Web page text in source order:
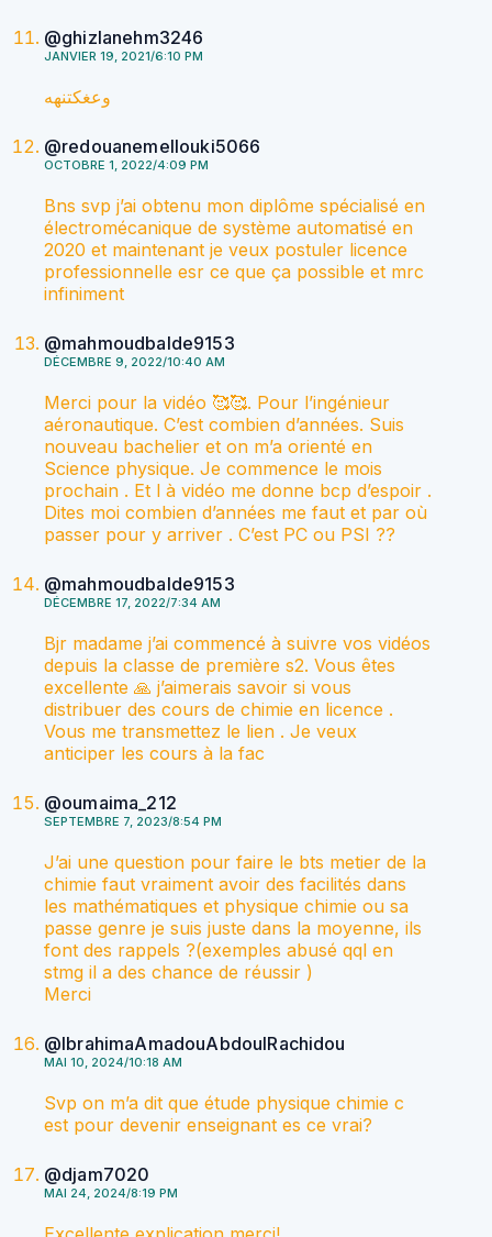
@ghizlanehm3246
JANVIER 19, 2021/6:10 PM
وعغكتنهه
@redouanemellouki5066
OCTOBRE 1, 2022/4:09 PM
Bns svp j’ai obtenu mon diplôme spécialisé en
électromécanique de système automatisé en
2020 et maintenant je veux postuler licence
professionnelle esr ce que ça possible et mrc
infiniment
@mahmoudbalde9153
DÉCEMBRE 9, 2022/10:40 AM
Merci pour la vidéo 🥰🥰. Pour l’ingénieur
aéronautique. C’est combien d’années. Suis
nouveau bachelier et on m’a orienté en
Science physique. Je commence le mois
prochain . Et l à vidéo me donne bcp d’espoir .
Dites moi combien d’années me faut et par où
passer pour y arriver . C’est PC ou PSI ??
@mahmoudbalde9153
DÉCEMBRE 17, 2022/7:34 AM
Bjr madame j’ai commencé à suivre vos vidéos
depuis la classe de première s2. Vous êtes
excellente 🙏 j’aimerais savoir si vous
distribuer des cours de chimie en licence .
Vous me transmettez le lien . Je veux
anticiper les cours à la fac
@oumaima_212
SEPTEMBRE 7, 2023/8:54 PM
J’ai une question pour faire le bts metier de la
chimie faut vraiment avoir des facilités dans
les mathématiques et physique chimie ou sa
passe genre je suis juste dans la moyenne, ils
font des rappels ?(exemples abusé qql en
stmg il a des chance de réussir )
Merci
@IbrahimaAmadouAbdoulRachidou
MAI 10, 2024/10:18 AM
Svp on m’a dit que étude physique chimie c
est pour devenir enseignant es ce vrai?
@djam7020
MAI 24, 2024/8:19 PM